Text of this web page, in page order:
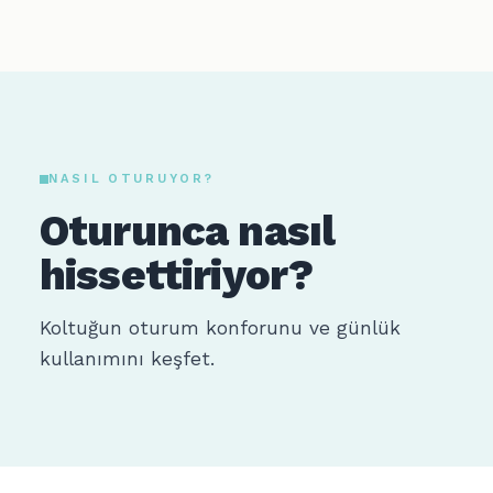
NASIL OTURUYOR?
Oturunca nasıl
hissettiriyor?
Koltuğun oturum konforunu ve günlük
kullanımını keşfet.